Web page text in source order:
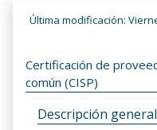
Última modificación:
Certificación de
común (CISP)
Descripción general